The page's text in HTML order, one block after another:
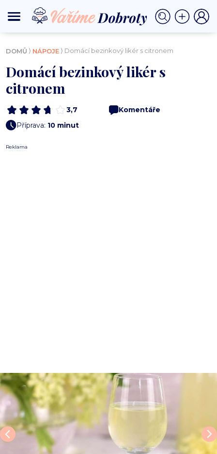
DOMŮ ⟩ NÁPOJE ⟩ Domácí bezinkový likér s citronem
Domácí bezinkový likér s
citronem
3,7
Komentáře
Příprava: 10 minut
Reklama